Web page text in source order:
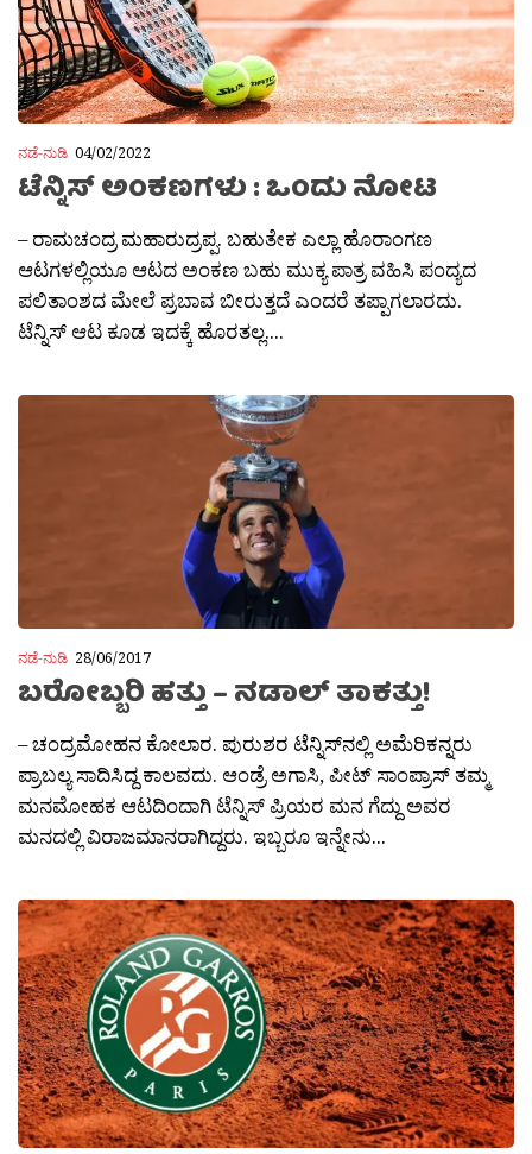
ನಡೆ-ನುಡಿ 04/02/2022
ಟೆನ್ನಿಸ್ ಅಂಕಣಗಳು : ಒಂದು ನೋಟ
– ರಾಮಚಂದ್ರ ಮಹಾರುದ್ರಪ್ಪ. ಬಹುತೇಕ ಎಲ್ಲಾ ಹೊರಾಂಗಣ
ಆಟಗಳಲ್ಲಿಯೂ ಆಟದ ಅಂಕಣ ಬಹು ಮುಕ್ಯ ಪಾತ್ರ ವಹಿಸಿ ಪಂದ್ಯದ
ಪಲಿತಾಂಶದ ಮೇಲೆ ಪ್ರಬಾವ ಬೀರುತ್ತದೆ ಎಂದರೆ ತಪ್ಪಾಗಲಾರದು.
ಟೆನ್ನಿಸ್ ಆಟ ಕೂಡ ಇದಕ್ಕೆ ಹೊರತಲ್ಲ....
ನಡೆ-ನುಡಿ 28/06/2017
ಬರೋಬ್ಬರಿ ಹತ್ತು – ನಡಾಲ್​ ತಾಕತ್ತು!
– ಚಂದ್ರಮೋಹನ ಕೋಲಾರ. ಪುರುಶರ ಟೆನ್ನಿಸ್​ನಲ್ಲಿ ಅಮೆರಿಕನ್ನರು
ಪ್ರಾಬಲ್ಯ ಸಾದಿಸಿದ್ದ ಕಾಲವದು. ಆಂಡ್ರೆ ಅಗಾಸಿ, ಪೀಟ್ ಸಾಂಪ್ರಾಸ್​ ತಮ್ಮ
ಮನಮೋಹಕ ಆಟದಿಂದಾಗಿ ಟೆನ್ನಿಸ್​ ಪ್ರಿಯರ ಮನ ಗೆದ್ದು ಅವರ
ಮನದಲ್ಲಿ ವಿರಾಜಮಾನರಾಗಿದ್ದರು. ಇಬ್ಬರೂ ಇನ್ನೇನು...